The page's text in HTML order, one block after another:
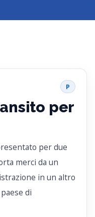
P
per
per due
merci da un
in un altro
di